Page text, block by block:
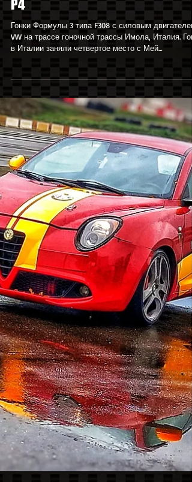
23 февр. 2024 г.
F2 Трофей | Гоночная трасса
Имола | Гонки в Италии. Гонка
P4
Гонки Формулы 3 типа F308 с силовым двигателем
VW на трассе гоночной трассы Имола, Италия.
в Италии заняли четвертое место с Мей...